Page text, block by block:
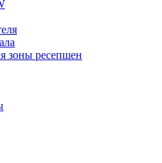
зоны ресепшен